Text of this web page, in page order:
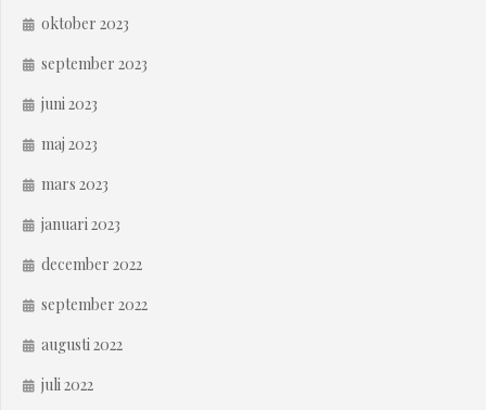
oktober 2023
september 2023
juni 2023
maj 2023
mars 2023
januari 2023
december 2022
september 2022
augusti 2022
juli 2022